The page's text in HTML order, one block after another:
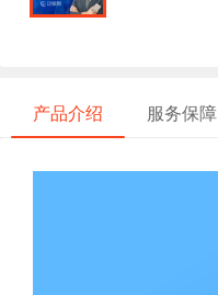
产品介绍 服务保障